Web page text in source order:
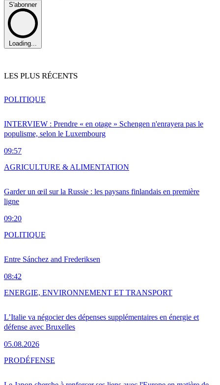
S'abonner
Loading...
LES PLUS RÉCENTS
INTERVIEW : Prendre « en otage » Schengen n'enrayera pas le
populisme, selon le Luxembourg
09:57
POLITIQUE
Garder un œil sur la Russie : les paysans finlandais en première
ligne
09:20
AGRICULTURE & ALIMENTATION
Entre Sánchez and Frederiksen
08:42
POLITIQUE
L’Italie va négocier des dépenses supplémentaires en énergie et
défense avec Bruxelles
05.08.2026
ENERGIE, ENVIRONNEMENT ET TRANSPORT
PRODÉFENSE